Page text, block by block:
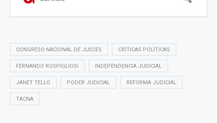
CONGRESO NACIONAL DE JUECES CRÍTICAS POLÍTICAS
FERNANDO ROSPIGLIOSI INDEPENDENCIA JUDICIAL
JANET TELLO PODER JUDICIAL REFORMA JUDICIAL
TACNA